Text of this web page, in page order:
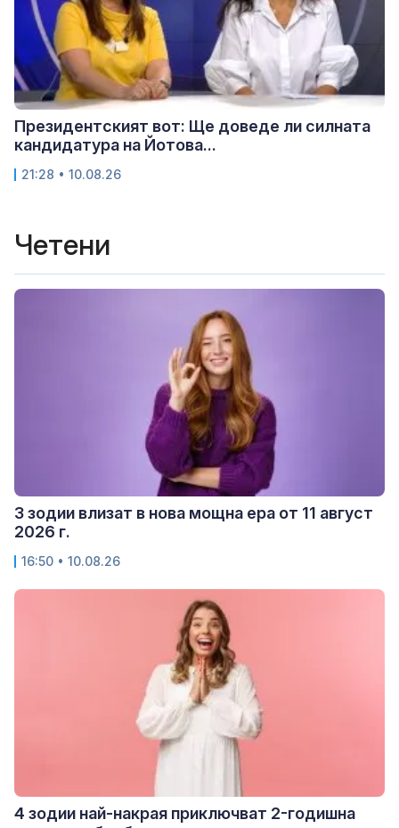
Президентският вот: Ще доведе ли силната
кандидатура на Йотова...
21:28 • 10.08.26
Четени
3 зодии влизат в нова мощна ера от 11 август
2026 г.
16:50 • 10.08.26
4 зодии най-накрая приключват 2-годишна